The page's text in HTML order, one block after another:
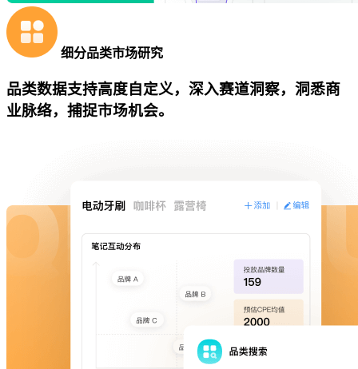
细分品类市场研究
品类数据支持高度自定义，深入赛道洞察，洞悉商
业脉络，捕捉市场机会。